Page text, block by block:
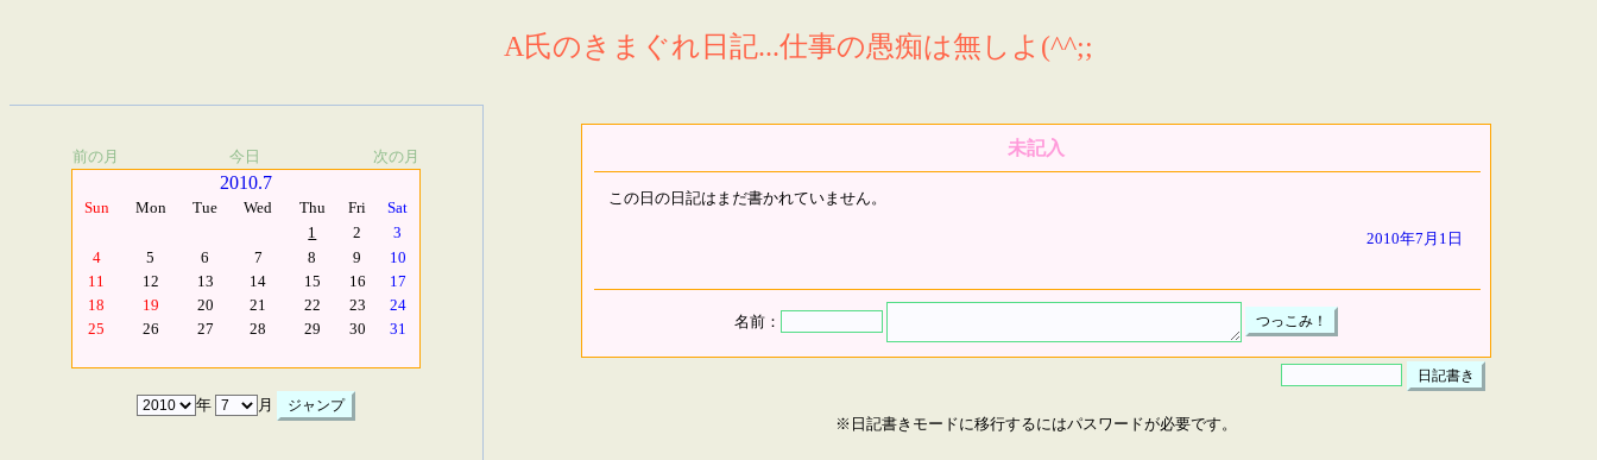
A氏のきまぐれ日記...仕事の愚痴は無しよ(^^;;
前の月 今日 次の月
2010.7
Sun Mon Tue Wed Thu Fri
Sat
1
2
3
4
5 6 7 8 9
10
11
12 13 14 15 16
17
18
19 20 21 22 23
24
25
26 27 28 29 30 31
年 月
未記入
この日の日記はまだ書かれていません。
2010年7月1日
名前：
※日記書きモードに移行するにはパスワードが必要です。